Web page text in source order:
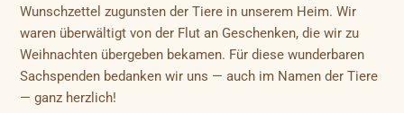
Wunschzettel zugunsten der Tiere in unserem Heim. Wir
waren überwältigt von der Flut an Geschenken, die wir zu
Weihnachten übergeben bekamen. Für diese wunderbaren
Sachspenden bedanken wir uns — auch im Namen der Tiere
— ganz herzlich!